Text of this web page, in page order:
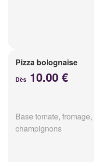
Pizza bolognaise
Dès 10.00 €
Base tomate,
champignons